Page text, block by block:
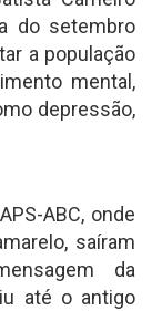
do setembro
a população
mental,
depressão,
ABC, onde
saíram
da
até o antigo